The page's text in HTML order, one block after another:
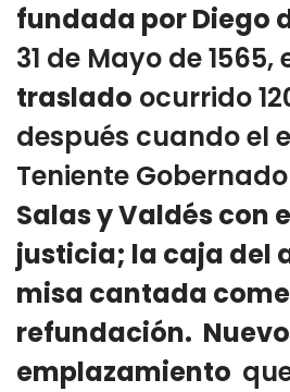
fundada por Diego
31 de Mayo de
traslado ocurrido
después cuando el
Teniente
Salas y Valdés con
justicia; la caja del
misa cantada
refundación. Nuevo
emplazamiento